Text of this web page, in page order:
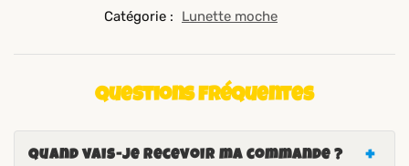
Catégorie : Lunette moche
Questions fréquentes
Quand vais-je recevoir ma commande ?